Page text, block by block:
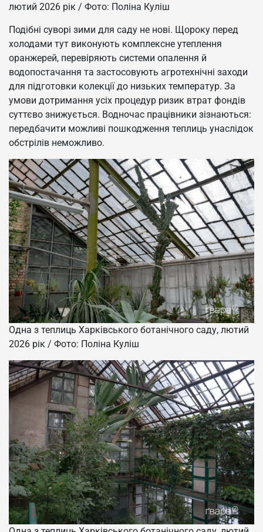
лютий 2026 рік / Фото: Поліна Куліш
Подібні суворі зими для саду не нові. Щороку перед
холодами тут виконують комплексне утеплення
оранжерей, перевіряють системи опалення й
водопостачання та застосовують агротехнічні заходи
для підготовки колекції до низьких температур. За
умови дотримання усіх процедур ризик втрат фондів
суттєво знижується. Водночас працівники зізнаються:
передбачити можливі пошкодження теплиць унаслідок
обстрілів неможливо.
Одна з теплиць Харківського ботанічного саду, лютий
2026 рік / Фото: Поліна Куліш